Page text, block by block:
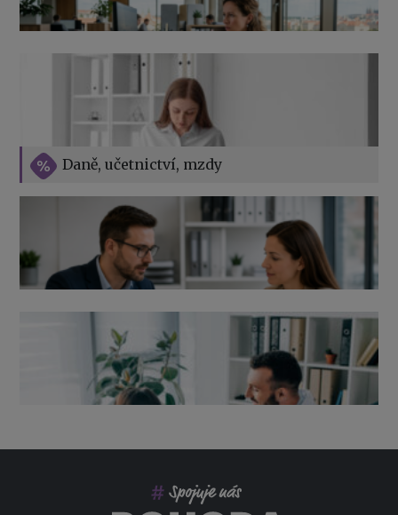
Daně, učetnictví, mzdy
Vše o překážkách v práci na straně zaměstnavatele
Výpověď ze zdravotních důvodů 2026 – průvodce pro
zaměstnavatele
Přehledy pro OSSZ a zdravotní pojišťovny – jak na ně
v roce 2026